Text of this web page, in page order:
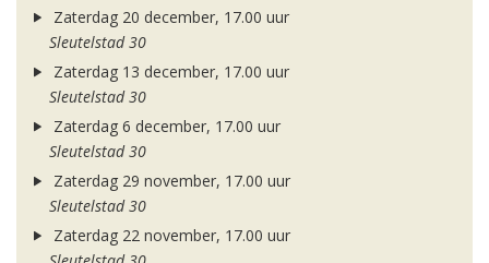
Zaterdag 20 december, 17.00 uur
Sleutelstad 30
Zaterdag 13 december, 17.00 uur
Sleutelstad 30
Zaterdag 6 december, 17.00 uur
Sleutelstad 30
Zaterdag 29 november, 17.00 uur
Sleutelstad 30
Zaterdag 22 november, 17.00 uur